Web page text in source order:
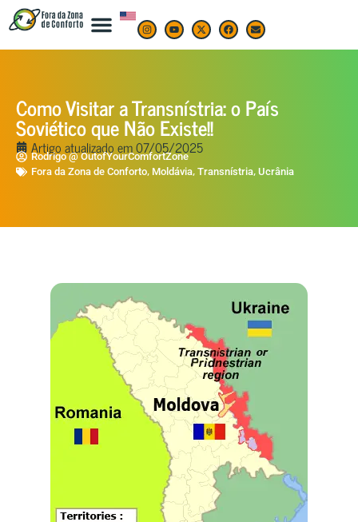
Como Visitar a Transnístria: o País
Soviético que Não Existe!!
Artigo atualizado em07/05/2025
Rodrigo @ OutofYourComfortZone
Fora da Zona de Conforto, Moldávia, Transnístria, Ucrânia